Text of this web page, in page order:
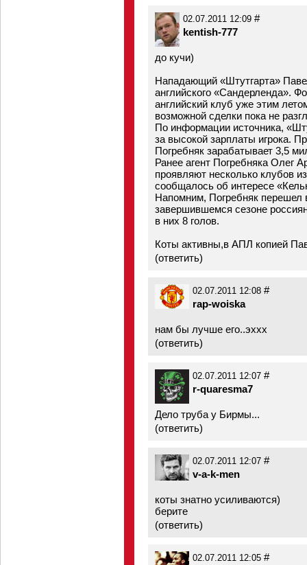
02.07.2011 12:09 #
kentish-777
до кучи)
Нападающий «Штутгарта»
английского «Сандерленда».
английский клуб уже этим
возможной сделки пока не
По информации источника,
за высокой зарплаты игрока.
Погребняк зарабатывает 3,5
Ранее агент Погребняка Олег
проявляют несколько клубов
сообщалось об интересе
Напомним, Погребняк перешел
завершившемся сезоне
в них 8 голов.
Коты активны,в АПЛ копией
(ответить)
02.07.2011 12:08 #
rap-woiska
нам бы лучше его..эххх
(ответить)
02.07.2011 12:07 #
r-quaresma7
Дело труба у Бирмы...
(ответить)
02.07.2011 12:07 #
v-a-k-men
коты знатно усиливаются)
берите
(ответить)
02.07.2011 12:05 #